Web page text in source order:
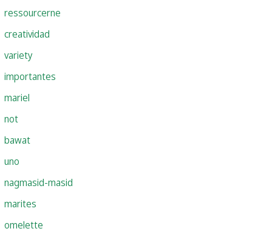
ressourcerne
creatividad
variety
importantes
mariel
not
bawat
uno
nagmasid-masid
marites
omelette